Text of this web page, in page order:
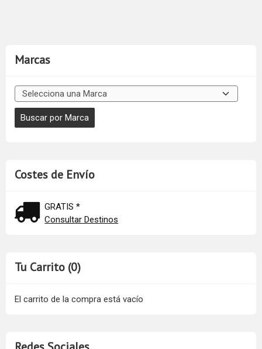
Marcas
Costes de Envío
GRATIS *
Consultar Destinos
Tu Carrito (0)
El carrito de la compra está vacío